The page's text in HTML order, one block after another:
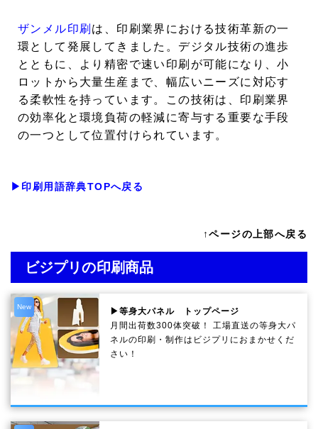
ザンメル印刷 は、印刷業界における技術革新の一
環として発展してきました。デジタル技術の進歩
とともに、より精密で速い印刷が可能になり、小
ロットから大量生産まで、幅広いニーズに対応す
る柔軟性を持っています。この技術は、印刷業界
の効率化と環境負荷の軽減に寄与する重要な手段
の一つとして位置付けられています。
▶印刷用語辞典TOPへ戻る
↑ページの上部へ戻る
ビジプリの印刷商品
New
▶等身大パネル トップページ
月間出荷数300体突破！ 工場直送の等身大パ
ネルの印刷・制作は ビジプリ におまかせくだ
さい！